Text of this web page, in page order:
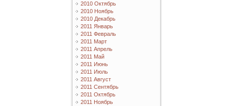
2010 Октябрь
2010 Ноябрь
2010 Декабрь
2011 Январь
2011 Февраль
2011 Март
2011 Апрель
2011 Май
2011 Июнь
2011 Июль
2011 Август
2011 Сентябрь
2011 Октябрь
2011 Ноябрь